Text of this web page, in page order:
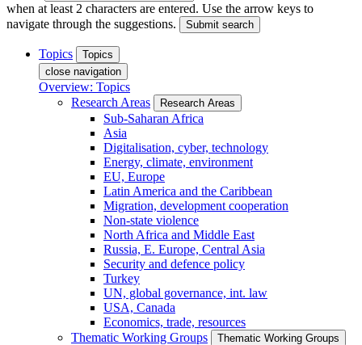
when at least 2 characters are entered. Use the arrow keys to
navigate through the suggestions.
Submit search
Topics
Topics
close navigation
Overview: Topics
Research Areas
Research Areas
Sub-Saharan Africa
Asia
Digitalisation, cyber, technology
Energy, climate, environment
EU, Europe
Latin America and the Caribbean
Migration, development cooperation
Non-state violence
North Africa and Middle East
Russia, E. Europe, Central Asia
Security and defence policy
Turkey
UN, global governance, int. law
USA, Canada
Economics, trade, resources
Thematic Working Groups
Thematic Working Groups